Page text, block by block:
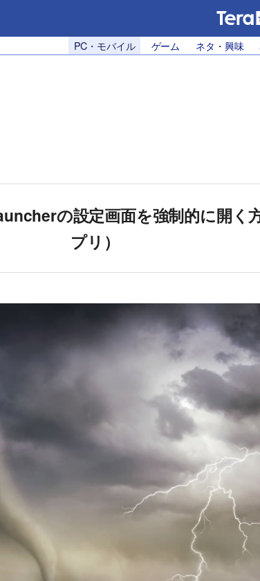
PC・モバイル ゲーム ネタ・興味
の設定画面を強制的に開く
プリ）